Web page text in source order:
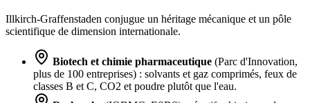
Illkirch-Graffenstaden conjugue un héritage mécanique et un pôle
scientifique de dimension internationale.
Biotech et chimie pharmaceutique (Parc d'Innovation,
plus de 100 entreprises) : solvants et gaz comprimés, feux de
classes B et C, CO2 et poudre plutôt que l'eau.